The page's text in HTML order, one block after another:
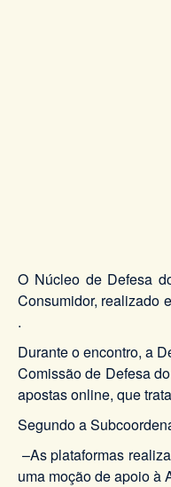
O Núcleo de Defesa
Consumidor, realizado
.
Durante o encontro, a
Comissão de Defesa
apostas online, que
Segundo a
–As plataformas
uma moção de apoio à